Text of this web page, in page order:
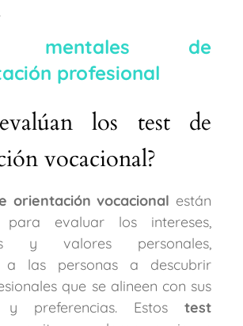
.
mentales de
profesional
los test de
vocacional?
orientación vocacional están
para evaluar los intereses,
y valores personales,
a las personas a descubrir
que se alineen con sus
y preferencias. Estos test